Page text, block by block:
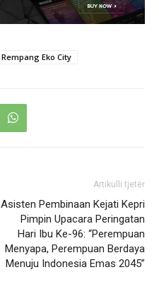
Rempang Eko City
Artikulli tjetër
Asisten Pembinaan Kejati Kepri
Pimpin Upacara Peringatan
Hari Ibu Ke-96: “Perempuan
Menyapa, Perempuan Berdaya
Menuju Indonesia Emas 2045”